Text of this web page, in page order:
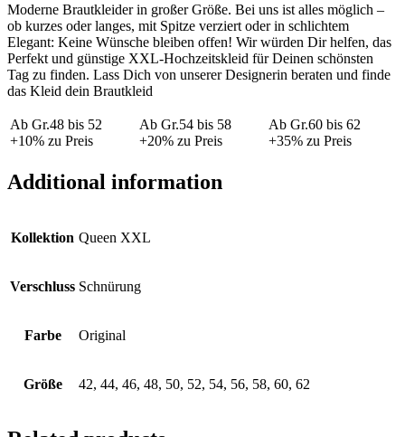
Moderne Brautkleider in großer Größe. Bei uns ist alles möglich –
ob kurzes oder langes, mit Spitze verziert oder in schlichtem
Elegant: Keine Wünsche bleiben offen! Wir würden Dir helfen, das
Perfekt und günstige XXL-Hochzeitskleid für Deinen schönsten
Tag zu finden. Lass Dich von unserer Designerin beraten und finde
das Kleid dein Brautkleid
Ab Gr.48 bis 52
+10% zu Preis
Ab Gr.54 bis 58
+20% zu Preis
Ab Gr.60 bis 62
+35% zu Preis
Additional information
Kollektion Queen XXL
Verschluss Schnürung
Farbe Original
Größe 42, 44, 46, 48, 50, 52, 54, 56, 58, 60, 62